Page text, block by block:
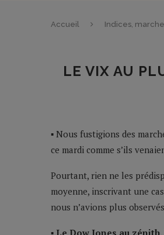
Accueil Indices,
LE VIX AU
▪ Nous fustigions des
ce mardi comme s’ils
Pourtant, rien ne les
moyenne, inscrivant une
nous n’avions plus